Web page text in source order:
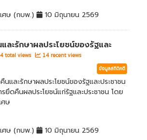
ศษ (กบพ.) 10 มิถุนายน 2569
ละรักษาผลประโยชน์ของรัฐและ
total views 14 recent views
ข้อมูลสถิติคดี
และรักษาผลประโยชน์ของรัฐและประชาชน
ยึดคืนผลประโยชน์แก่รัฐและประชาชน โดย
ษ
ศษ (กบพ.) 10 มิถุนายน 2569